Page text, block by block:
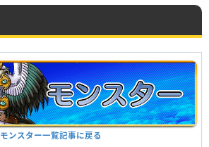
モンスター一覧記事に戻る